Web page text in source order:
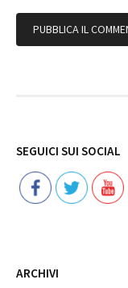
SEGUICI SUI SOCIAL
ARCHIVI